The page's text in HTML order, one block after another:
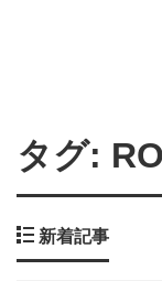
タグ:
新着記事